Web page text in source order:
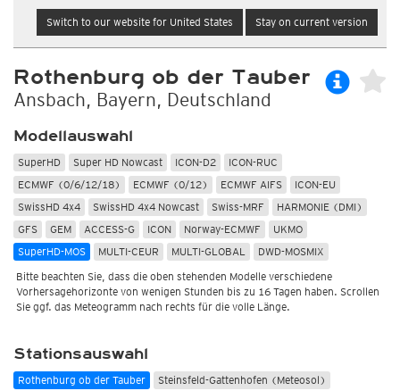
Switch to our website for United States Stay on current version
Rothenburg ob der Tauber
Ansbach, Bayern, Deutschland
Modellauswahl
SuperHD Super HD Nowcast ICON-D2
ICON-RUC
ECMWF (0/6/12/18)
ECMWF (0/12) ECMWF AIFS
ICON-EU
SwissHD 4x4
SwissHD 4x4 Nowcast Swiss-MRF
HARMONIE (DMI)
GFS
GEM ACCESS-G ICON Norway-ECMWF
UKMO
SuperHD-MOS
MULTI-CEUR MULTI-GLOBAL DWD-MOSMIX
Bitte beachten Sie, dass die oben stehenden Modelle verschiedene
Vorhersagehorizonte von wenigen Stunden bis zu 16 Tagen haben. Scrollen
Sie ggf. das Meteogramm nach rechts für die volle Länge.
Stationsauswahl
Rothenburg ob der Tauber
Steinsfeld-Gattenhofen (Meteosol)